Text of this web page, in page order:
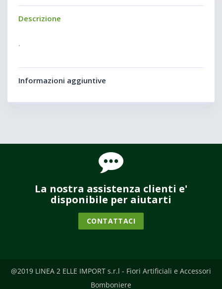
Descrizione
.
Informazioni aggiuntive
La nostra assistenza clienti e'
disponibile per aiutarti
CONTATTACI
@2019 LINEA 2 ELLE IMPORT s.r.l - Fiori Artificiali e Accessori
Bomboniere